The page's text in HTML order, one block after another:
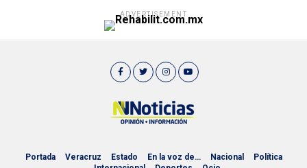
ADVERTISEMENT
Portada Veracruz Estado En la voz de… Nacional
Política